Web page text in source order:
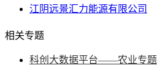
江阴远景汇力能源有限公司
相关专题
科创大数据平台——农业专题